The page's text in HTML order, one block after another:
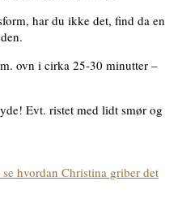
har du ikke det, find da en
ovn i cirka 25-30 minutter –
Evt. ristet med lidt smør og
hvordan Christina griber det